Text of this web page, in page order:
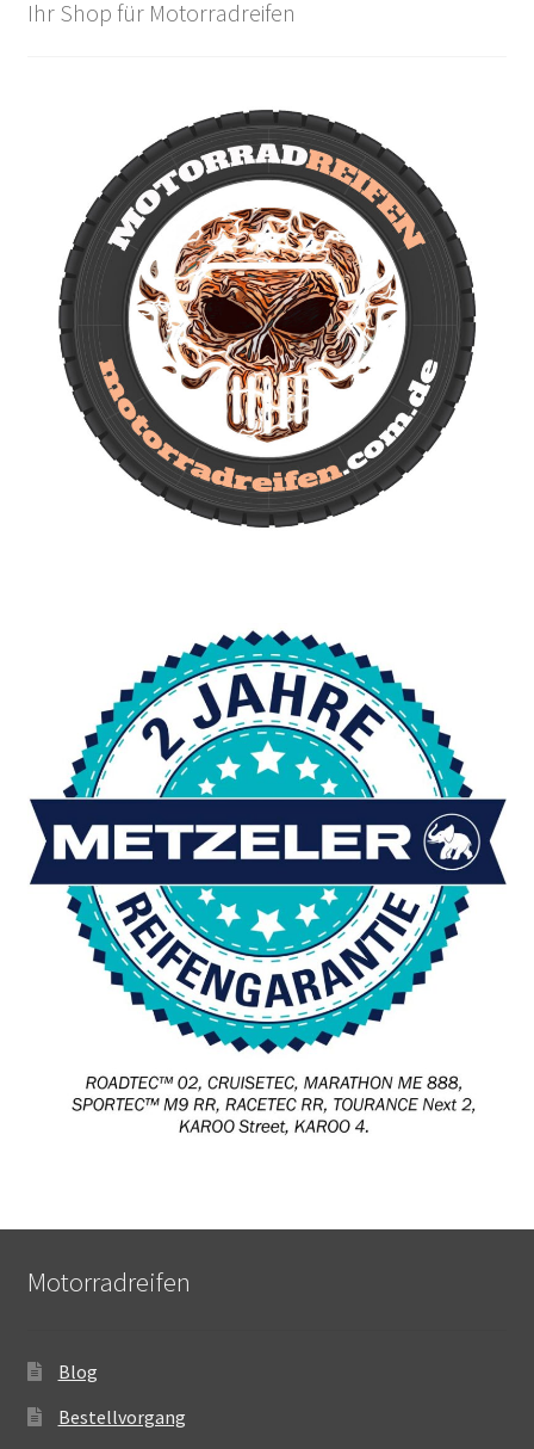
Ihr Shop für Motorradreifen
Motorradreifen
Blog
Bestellvorgang